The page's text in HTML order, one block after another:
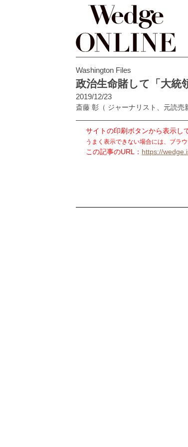
Washington Files
政治生命賭して「大統
2019/12/23
斎藤 彰 （ ジャーナリスト、元読売
サイトの印刷ボタンから表示し
うまく表示できない場合には、ブラ
この記事のURL： https://